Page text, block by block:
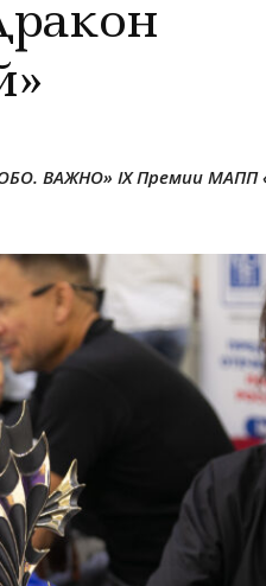
ВАЖНО» IX Премии МАПП